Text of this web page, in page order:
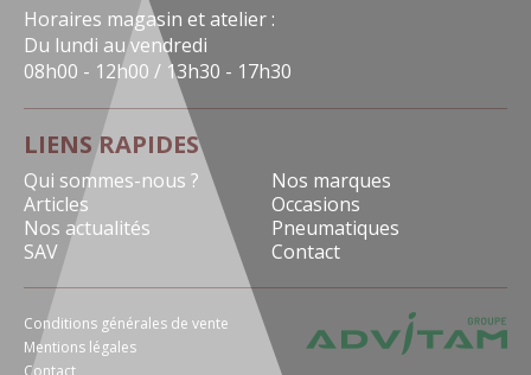
Horaires magasin et atelier :
Du lundi au vendredi
08h00 - 12h00 / 13h30 - 17h30
LIENS RAPIDES
Qui sommes-nous ?
Nos marques
Articles
Occasions
Nos actualités
Pneumatiques
SAV
Contact
Conditions générales de vente
Mentions légales